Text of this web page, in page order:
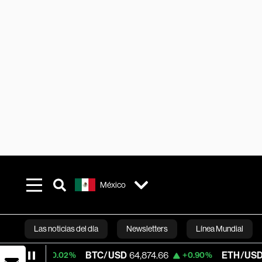
México
Las noticias del día Newsletters Línea Mundial
Bloomberg
BTC/USD 64,874.66 +0.90% ETH/USD 1,918.14